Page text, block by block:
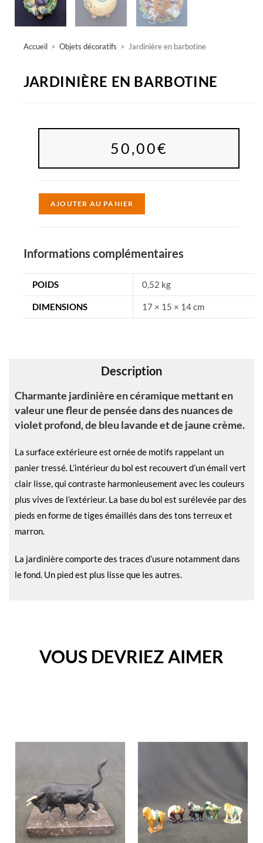
Accueil > Objets décoratifs > Jardinière en barbotine
JARDINIÈRE EN BARBOTINE
50,00€
AJOUTER AU PANIER
n
a
t
:
Informations complémentaires
POIDS 0,52 kg
DIMENSIONS 17 × 15 × 14 cm
Description
Charmante jardinière en céramique mettant en
valeur une fleur de pensée dans des nuances de
violet profond, de bleu lavande et de jaune crème.
La surface extérieure est ornée de motifs rappelant un
panier tressé. L’intérieur du bol est recouvert d’un émail vert
clair lisse, qui contraste harmonieusement avec les couleurs
plus vives de l’extérieur. La base du bol est surélevée par des
pieds en forme de tiges émaillés dans des tons terreux et
marron.
La jardinière comporte des traces d’usure notamment dans
le fond. Un pied est plus lisse que les autres.
VOUS DEVRIEZ AIMER